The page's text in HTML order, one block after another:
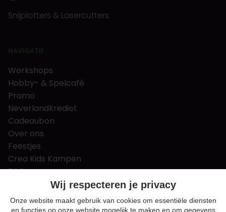
Snijplotters & Lasercutters
NAVIGATIE
Workshops
Hobby- & Spelcafé
Promo
Neverlandkrediet
Cadeaubon
Over ons
Feestjes
Crea Kids Kampen
FAQ
Tips & tricks
Contact
Wij respecteren je privacy
Onze website maakt gebruik van cookies om essentiële diensten
en functies op onze website mogelijk te maken en om gegevens